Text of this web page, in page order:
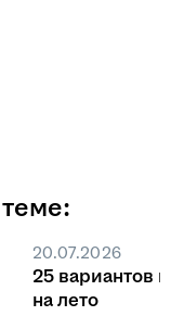
20.07.2026
25 вариантов
на лето